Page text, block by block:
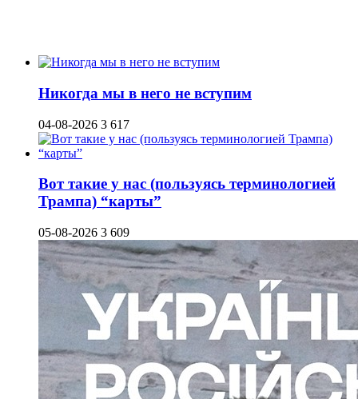
Никогда мы в него не вступим
04-08-2026 3 617
Вот такие у нас (пользуясь терминологией
Трампа) “карты”
05-08-2026 3 609